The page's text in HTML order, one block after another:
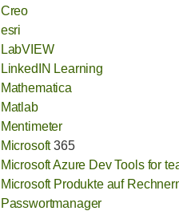
Creo
esri
LabVIEW
LinkedIN Learning
Mathematica
Matlab
Mentimeter
Microsoft365
Microsoft Azure Dev Tools for
Microsoft Produkte auf
Passwortmanager